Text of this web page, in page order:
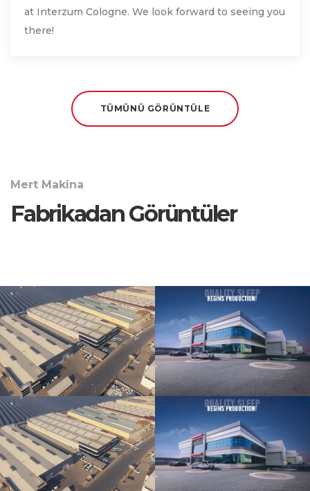
at Interzum Cologne. We look forward to seeing you
there!
TÜMÜNÜ GÖRÜNTÜLE
Mert Makina
Fabrikadan Görüntüler